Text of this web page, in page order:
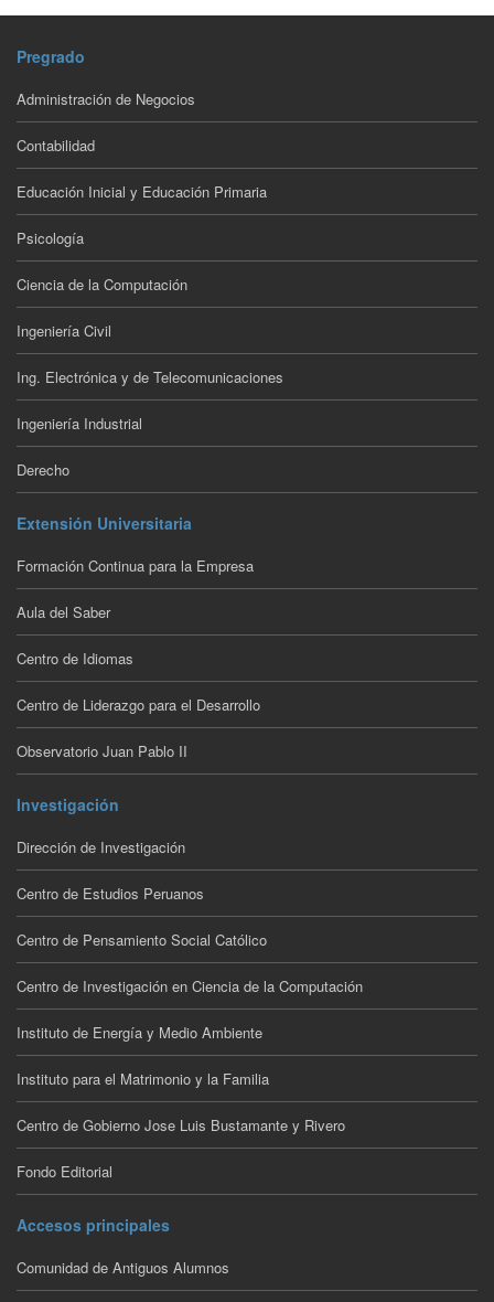
Pregrado
Administración de Negocios
Contabilidad
Educación Inicial y Educación Primaria
Psicología
Ciencia de la Computación
Ingeniería Civil
Ing. Electrónica y de Telecomunicaciones
Ingeniería Industrial
Derecho
Extensión Universitaria
Formación Continua para la Empresa
Aula del Saber
Centro de Idiomas
Centro de Liderazgo para el Desarrollo
Observatorio Juan Pablo II
Investigación
Dirección de Investigación
Centro de Estudios Peruanos
Centro de Pensamiento Social Católico
Centro de Investigación en Ciencia de la Computación
Instituto de Energía y Medio Ambiente
Instituto para el Matrimonio y la Familia
Centro de Gobierno Jose Luis Bustamante y Rivero
Fondo Editorial
Accesos principales
Comunidad de Antiguos Alumnos